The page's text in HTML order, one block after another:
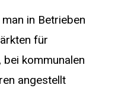
in Betrieben
für
bei kommunalen
angestellt